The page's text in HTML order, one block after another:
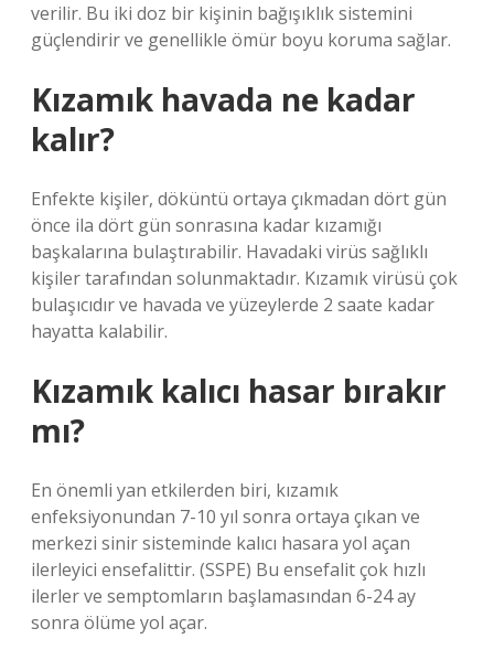
verilir. Bu iki doz bir kişinin bağışıklık sistemini
güçlendirir ve genellikle ömür boyu koruma sağlar.
Kızamık havada ne kadar
kalır?
Enfekte kişiler, döküntü ortaya çıkmadan dört gün
önce ila dört gün sonrasına kadar kızamığı
başkalarına bulaştırabilir. Havadaki virüs sağlıklı
kişiler tarafından solunmaktadır. Kızamık virüsü çok
bulaşıcıdır ve havada ve yüzeylerde 2 saate kadar
hayatta kalabilir.
Kızamık kalıcı hasar bırakır
mı?
En önemli yan etkilerden biri, kızamık
enfeksiyonundan 7-10 yıl sonra ortaya çıkan ve
merkezi sinir sisteminde kalıcı hasara yol açan
ilerleyici ensefalittir. (SSPE) Bu ensefalit çok hızlı
ilerler ve semptomların başlamasından 6-24 ay
sonra ölüme yol açar.